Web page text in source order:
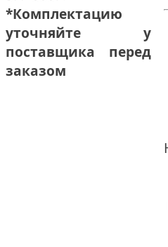
*Комплектацию
уточняйте у
поставщика перед
заказом